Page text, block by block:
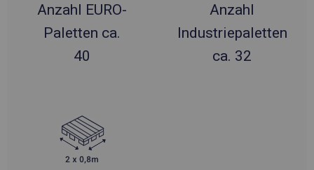
Anzahl EURO-
Paletten ca.
40
Anzahl
Industriepaletten
ca. 32